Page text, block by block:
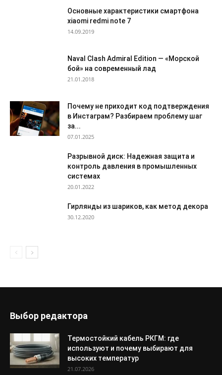
Основные характеристики смартфона
xiaomi redmi note 7
14.09.2019
Naval Clash Admiral Edition — «Морской
бой» на современный лад
21.01.2018
Почему не приходит код подтверждения
в Инстаграм? Разбираем проблему шаг
за...
07.01.2025
Разрывной диск: Надежная защита и
контроль давления в промышленных
системах
20.01.2022
Гирлянды из шариков, как метод декора
30.12.2020
Выбор редактора
Термостойкий кабель РКГМ: где
используют и почему выбирают для
высоких температур
21.07.2026